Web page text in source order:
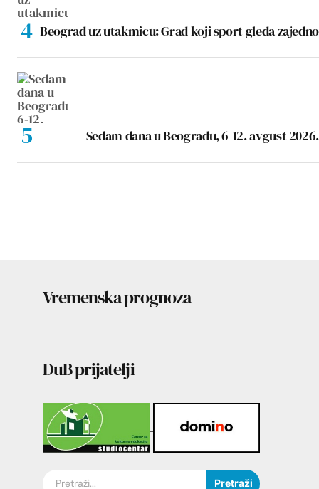
Beograd uz utakmicu: Grad koji sport gleda zajedno
Sedam dana u Beogradu, 6-12. avgust 2026.
Vremenska prognoza
DuB prijatelji
Pretraži